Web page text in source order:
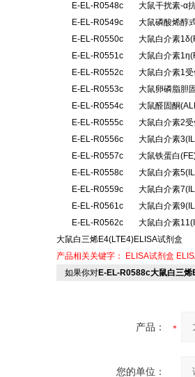
E-EL-R0548c
大鼠干扰素-α
E-EL-R0549c
大鼠磷酸烯醇
E-EL-R0550c
大鼠白介素
E-EL-R0551c
大鼠白介素
E-EL-R0552c
大鼠白介素1
E-EL-R0553c
大鼠卵磷脂胆
E-EL-R0554c
大鼠醛固酮
E-EL-R0555c
大鼠白介素2
E-EL-R0556c
大鼠白介素
E-EL-R0557c
大鼠铁蛋白
E-EL-R0558c
大鼠白介素
E-EL-R0559c
大鼠白介素
E-EL-R0561c
大鼠白介素
E-EL-R0562c
大鼠白介素
大鼠白三烯E4(LTE4)ELISA试剂盒
产品相关关键字：
ELISA试剂盒
如果你对E-EL-R0588c大鼠白三
产品：
您的单位：